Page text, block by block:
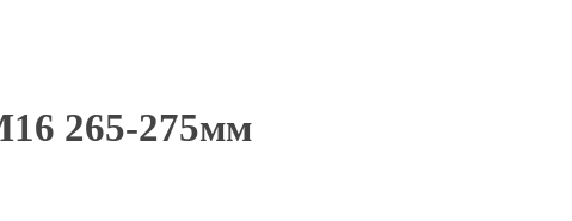
265-275мм